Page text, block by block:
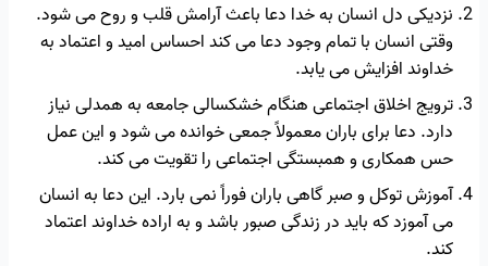
نزدیکی دل انسان به خدا دعا باعث آرامش قلب و روح می شود.
وقتی انسان با تمام وجود دعا می کند احساس امید و اعتماد به
خداوند افزایش می یابد.
ترویج اخلاق اجتماعی هنگام خشکسالی جامعه به همدلی نیاز
دارد. دعا برای باران معمولاً جمعی خوانده می شود و این عمل
حس همکاری و همبستگی اجتماعی را تقویت می کند.
آموزش توکل و صبر گاهی باران فوراً نمی بارد. این دعا به انسان
می آموزد که باید در زندگی صبور باشد و به اراده خداوند اعتماد
کند.